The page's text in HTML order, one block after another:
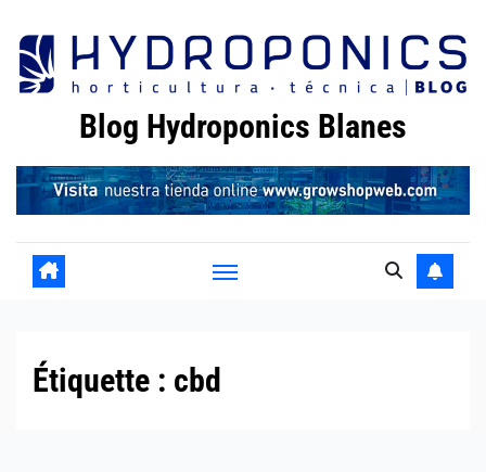
content
Blog Hydroponics Blanes
Étiquette : cbd